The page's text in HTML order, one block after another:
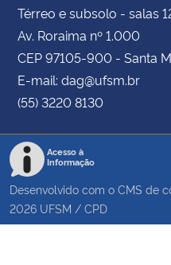
Térreo e subsolo - salas
Av. Roraima nº 1.000
CEP 97105-900 - Santa
E-mail: dag@ufsm.br
(55) 3220 8130
Acesso à
Informação
Desenvolvido com o CMS de
2026 UFSM / CPD